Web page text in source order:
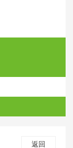
返回